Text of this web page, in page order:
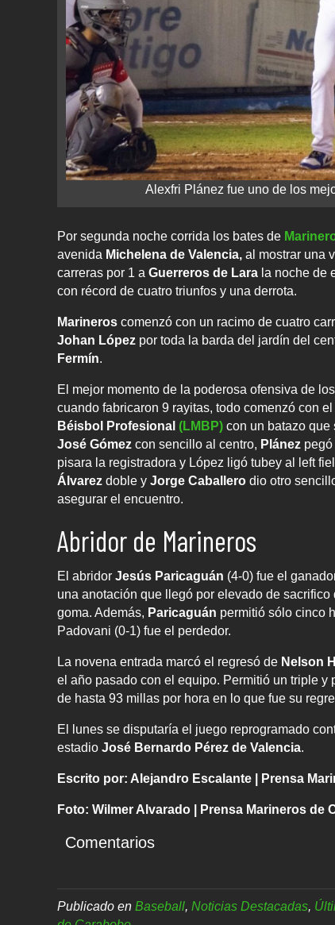
Alexfri Plánez fue uno de los
Por segunda noche corrida los bates de
avenida Michelena de Valencia, al mostrar una
carreras por 1 a Guerreros de Lara la noche de
con récord de cuatro triunfos y una derrota.
Marineros comenzó con un racimo de cuatro
Johan López por toda la barda del jardín del
Fermín.
El mejor momento de la poderosa ofensiva de
cuando fabricaron 9 rayitas, todo comenzó con
Béisbol Profesional (LMBP) con un batazo que
José Gómez con sencillo al centro, Plánez
pisara la registradora y López ligó tubey al left
Álvarez doble y Jorge Caballero dio otro
asegurar el encuentro.
Abridor de Marineros
El abridor Jesús Paricaguán (4-0) fue el
una anotación que llegó por elevado de sacrifico
goma. Además, Paricaguán permitió sólo cinco
Padovani (0-1) fue el perdedor.
La novena entrada marcó el regresó de Nelson
el año pasado con el equipo. Permitió un triple
de hasta 93 millas por hora en lo que fue su
El lunes se disputaría el juego reprogramado
estadio José Bernardo Pérez de Valencia.
Escrito por: Alejandro Escalante | Prensa
Foto: Wilmer Alvarado | Prensa Marineros de
Comentarios
Publicado en Baseball, Noticias Destacadas,